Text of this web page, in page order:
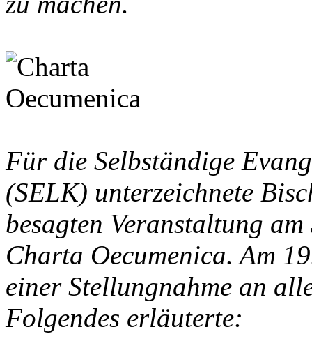
Für die Selbständige
(SELK) unterzeichnete
besagten Veranstaltung
Charta Oecumenica. Am
einer Stellungnahme an
Folgendes erläuterte: